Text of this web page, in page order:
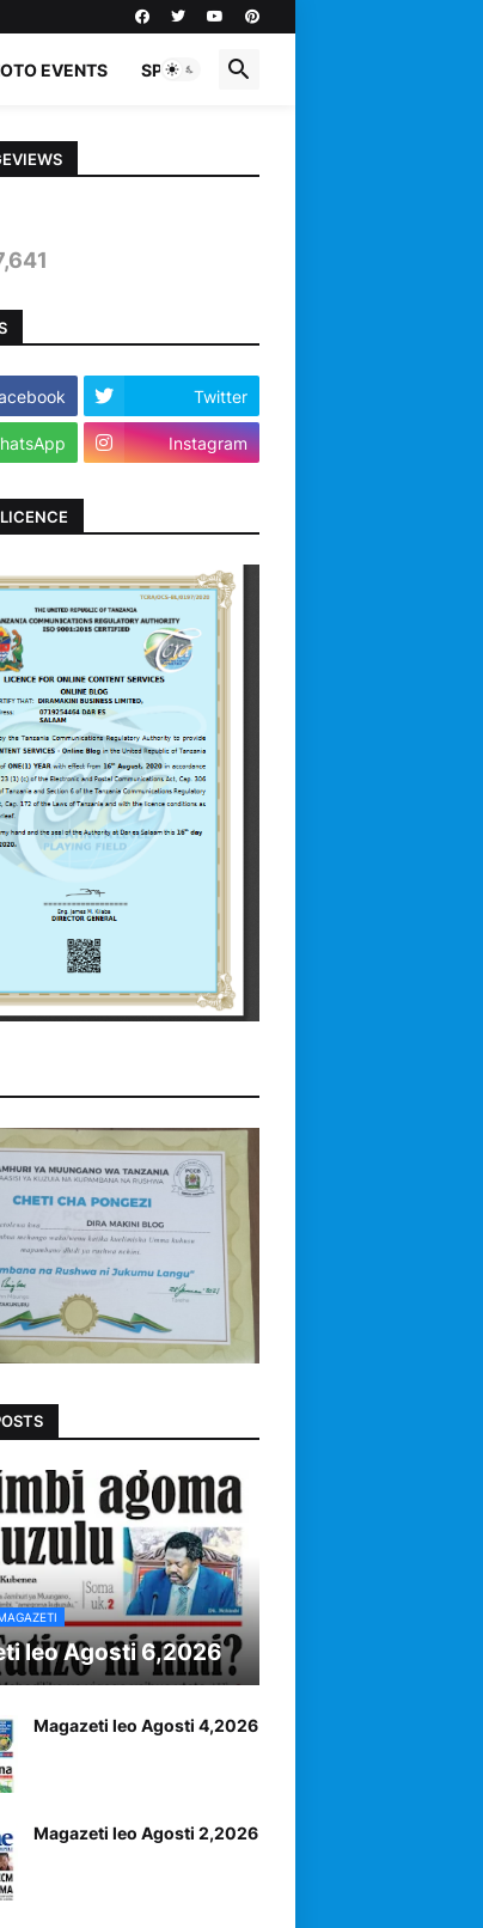
EVENTS SPORTS
Twitter
Instagram
leo Agosti 6,2026
Magazeti leo Agosti 4,2026
Magazeti leo Agosti 2,2026